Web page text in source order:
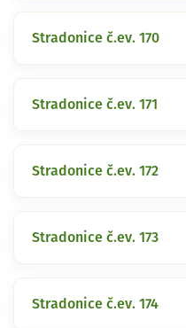
Stradonice č.ev. 170
Stradonice č.ev. 171
Stradonice č.ev. 172
Stradonice č.ev. 173
Stradonice č.ev. 174